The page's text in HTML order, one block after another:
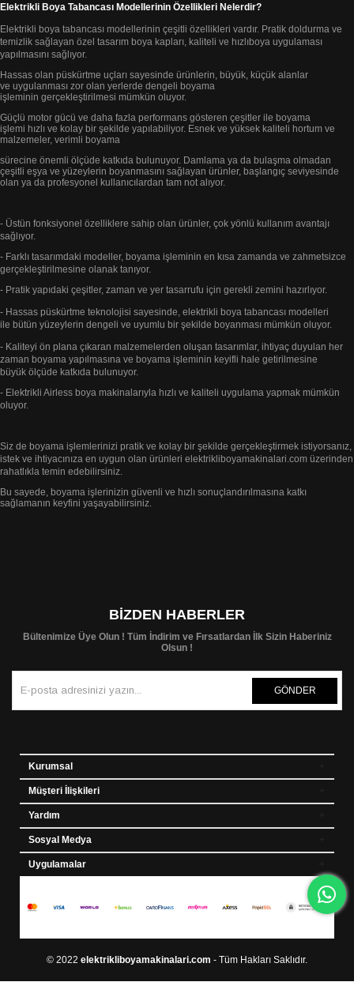
Elektrikli Boya Tabancası Modellerinin Özellikleri Nelerdir?
Elektrikli boya tabancası modellerinin çeşitli özellikleri vardır. Pratik doldurma ve
temizlik sağlayan özel tasarım boya kapları, kaliteli ve hızlıboya uygulaması
yapılmasını sağlıyor.
Hassas olan püskürtme uçları sayesinde ürünlerin, büyük, küçük alanlar
ve uygulanması zor olan yerlerde dengeli boyama
işleminin gerçekleştirilmesi mümkün oluyor.
Güçlü motor gücü ve daha fazla performans gösteren çeşitler ile boyama
işlemi hızlı ve kolay bir şekilde yapılabiliyor. Esnek ve yüksek kaliteli hortum ve
malzemeler, verimli boyama
sürecine önemli ölçüde katkıda bulunuyor. Damlama ya da bulaşma olmadan
çeşitli eşya ve yüzeylerin boyanmasını sağlayan ürünler, başlangıç seviyesinde
olan ya da profesyonel
kullanıcılardan tam not alıyor.
- Üstün fonksiyonel özelliklere sahip olan ürünler, çok yönlü kullanım avantajı
sağlıyor.
- Farklı tasarımdaki modeller, boyama işleminin en kısa zamanda ve zahmetsizce
gerçekleştirilmesine olanak tanıyor.
- Pratik yapıdaki çeşitler, zaman ve yer tasarrufu için gerekli zemini hazırlıyor.
- Hassas püskürtme teknolojisi sayesinde, elektrikli boya tabancası modelleri
ile bütün yüzeylerin dengeli ve uyumlu bir şekilde boyanması mümkün oluyor.
- Kaliteyi ön plana çıkaran malzemelerden oluşan tasarımlar, ihtiyaç duyulan her
zaman boyama yapılmasına ve boyama işleminin keyifli hale getirilmesine
büyük ölçüde katkıda bulunuyor.
- Elektrikli Airless boya makinalarıyla hızlı ve kaliteli uygulama yapmak mümkün
oluyor.
Siz de boyama işlemlerinizi pratik ve kolay bir şekilde gerçekleştirmek istiyorsanız,
istek ve ihtiyacınıza en uygun olan ürünleri elektrikliboyamakinalari.com üzerinden
rahatlıkla temin edebilirsiniz.
Bu sayede, boyama işlerinizin güvenli ve hızlı sonuçlandırılmasına katkı
sağlamanın keyfini yaşayabilirsiniz.
BIZDEN HABERLER
Bültenimize Üye Olun ! Tüm İndirim ve Fırsatlardan İlk Sizin Haberiniz
Olsun !
GÖNDER
Kurumsal
Müşteri İlişkileri
Yardım
Sosyal Medya
Uygulamalar
© 2022 elektrikliboyamakinalari.com - Tüm Hakları Saklıdır.